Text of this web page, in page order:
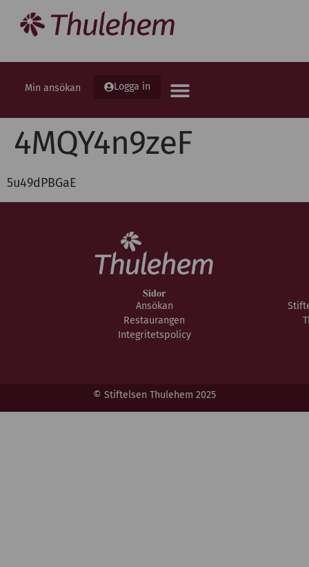
Min ansökan Logga in
4MQY4n9zeF
5u49dPBGaE
Sidor
Ansökan
Restaurangen
Integritetspolicy
© Stiftelsen Thulehem 2025